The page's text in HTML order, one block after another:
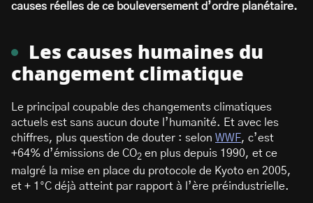
causes réelles de ce bouleversement d’ordre planétaire.
Les causes humaines du
changement climatique
Le principal coupable des changements climatiques
actuels est sans aucun doute l’humanité. Et avec les
chiffres, plus question de douter : selon WWF, c’est
+64% d’émissions de CO2 en plus depuis 1990, et ce
malgré la mise en place du protocole de Kyoto en 2005,
et + 1°C déjà atteint par rapport à l’ère préindustrielle.